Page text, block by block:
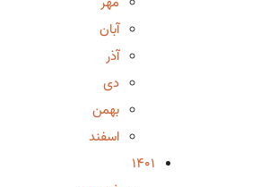
آبان
آذر
دی
بهمن
اسفند
1401